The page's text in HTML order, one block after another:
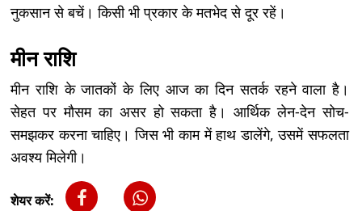
नुकसान से बचें। किसी भी प्रकार के मतभेद से दूर रहें।
मीन राशि
मीन राशि के जातकों के लिए आज का दिन सतर्क रहने वाला है।
सेहत पर मौसम का असर हो सकता है। आर्थिक लेन-देन सोच-
समझकर करना चाहिए। जिस भी काम में हाथ डालेंगे, उसमें सफलता
अवश्य मिलेगी।
शेयर करें: